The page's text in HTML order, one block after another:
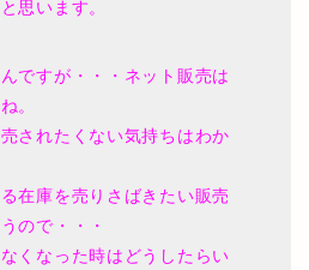
思います。
ですが・・・ネット販売は
。
されたくない気持ちはわか
在庫を売りさばきたい販売
ので・・・
くなった時はどうしたらい